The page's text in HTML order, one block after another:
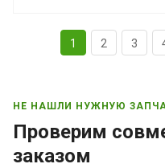
1 2 3
НЕ НАШЛИ НУЖНУЮ
Проверим
заказом